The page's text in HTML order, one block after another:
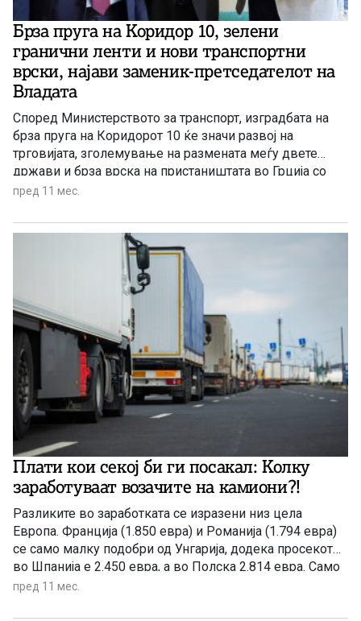
Брза пруга на Коридор 10, зелени
гранични ленти и нови транспортни
врски, најави заменик-претседателот на
Владата
Според Министерството за транспорт, изградбата на
брза пруга на Коридорот 10 ќе значи развој на
трговијата, зголемување на размената меѓу двете
држави и брза врска на пристаништата во Грција со
пазарите во Централна Европа.
пред 11 мес.
Плати кои секој би ги посакал: Колку
заработуваат возачите на камиони?!
Разликите во заработката се изразени низ цела
Европа. Франција (1.850 евра) и Романија (1.794 евра)
се само малку подобри од Унгарија, додека просекот
во Шпанија е 2.450 евра, а во Полска 2.814 евра. Само
Германија е блиску до британските нивоа со 3.357
пред 11 мес.